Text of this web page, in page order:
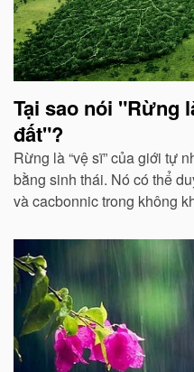
Tại sao nói "Rừng
đất"?
Rừng là “vệ sĩ” của giới tự
bằng sinh thái. Nó có thể
và cacbonnic trong không
các chất thải, khí độc gây
môi trường...